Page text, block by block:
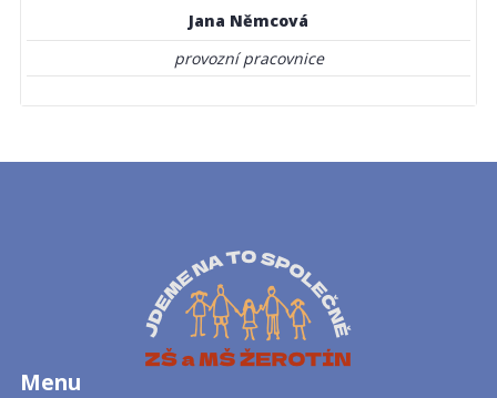
Jana Němcová
provozní pracovnice
Menu